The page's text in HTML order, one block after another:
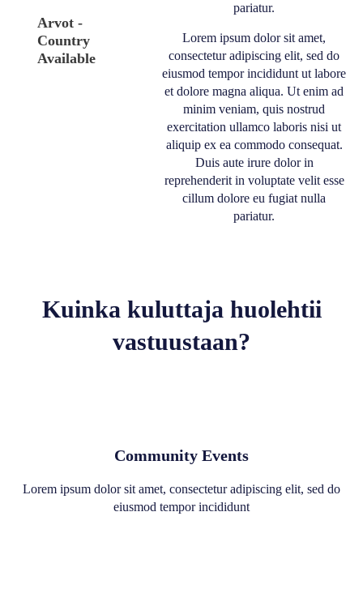
Arvot -
Country
Available
pariatur.
Lorem ipsum dolor sit amet,
consectetur adipiscing elit, sed do
eiusmod tempor incididunt ut labore
et dolore magna aliqua. Ut enim ad
minim veniam, quis nostrud
exercitation ullamco laboris nisi ut
aliquip ex ea commodo consequat.
Duis aute irure dolor in
reprehenderit in voluptate velit esse
cillum dolore eu fugiat nulla
pariatur.
Kuinka kuluttaja huolehtii
vastuustaan?
Community Events
Lorem ipsum dolor sit amet, consectetur adipiscing elit, sed do
eiusmod tempor incididunt